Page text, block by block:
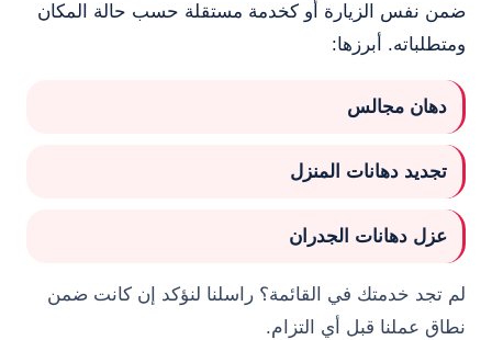
ضمن نفس الزيارة أو كخدمة مستقلة حسب حالة المكان
ومتطلباته. أبرزها:
دهان مجالس
تجديد دهانات المنزل
عزل دهانات الجدران
لم تجد خدمتك في القائمة؟ راسلنا لنؤكد إن كانت ضمن
نطاق عملنا قبل أي التزام.